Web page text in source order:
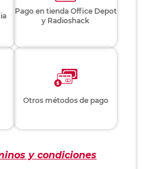
Pago en tienda Office Depot
y Radioshack
Otros métodos de pago
y condiciones